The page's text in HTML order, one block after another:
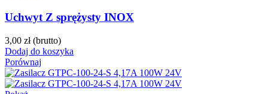
Uchwyt Z sprężysty INOX
3,00 zł (brutto)
Dodaj do koszyka
Porównaj